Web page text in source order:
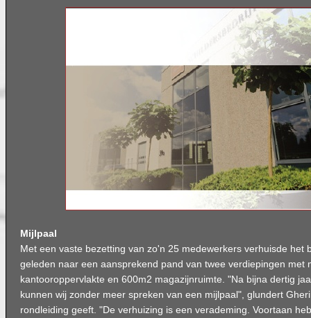
Mijlpaal
Met een vaste bezetting van zo'n 25 medewerkers verhuisde het
geleden naar een aansprekend pand van twee verdiepingen met
kantooroppervlakte en 600m2 magazijnruimte. "Na bijna dertig
kunnen wij zonder meer spreken van een mijlpaal", glundert
rondleiding geeft. "De verhuizing is een verademing. Voortaan